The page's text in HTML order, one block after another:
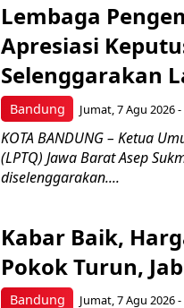
Bandung
Lembaga
Apresiasi
Selenggarakan
Jumat, 7 Agu 2026 -
KOTA BANDUNG – Ketua
(LPTQ) Jawa Barat Asep
diselenggarakan....
Bandung
Kabar Baik,
Pokok Turun,
Jumat, 7 Agu 2026 -